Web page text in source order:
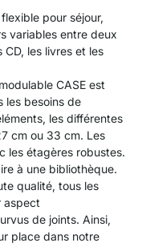
pour séjour,
variables entre deux
les livres et les
CASE est
les besoins de
les différentes
cm ou 33 cm. Les
les étagères robustes.
à une bibliothèque.
qualité, tous les
aspect
de joints. Ainsi,
place dans notre